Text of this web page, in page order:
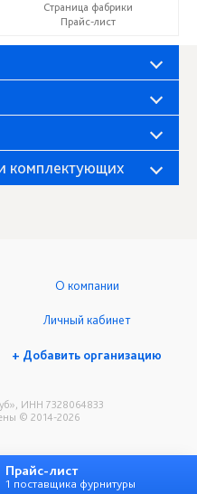
Страница фабрики
Прайс-лист
комплектующих
ИНН 7328064833
© 2014-2026
О компании
Личный кабинет
+ Добавить организацию
Прайс-лист
1 поставщика фурнитуры